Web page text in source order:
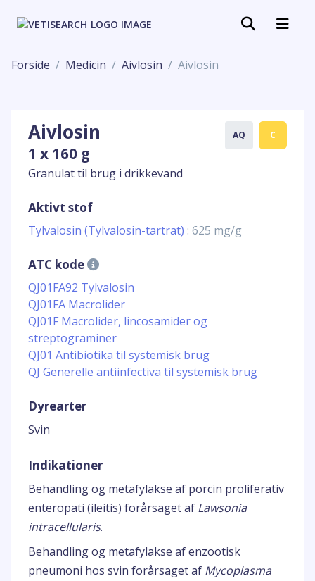
Forside Medicin Aivlosin Aivlosin
Aivlosin
1 x 160 g
Granulat til brug i drikkevand
AQ C
Aktivt stof
Tylvalosin (Tylvalosin-tartrat) : 625 mg/g
ATC kode
QJ01FA92 Tylvalosin
QJ01FA Macrolider
QJ01F Macrolider, lincosamider og
streptograminer
QJ01 Antibiotika til systemisk brug
QJ Generelle antiinfectiva til systemisk brug
Dyrearter
Svin
Indikationer
Behandling og metafylakse af porcin proliferativ
enteropati (ileitis) forårsaget af Lawsonia
intracellularis.
Behandling og metafylakse af enzootisk
pneumoni hos svin forårsaget af Mycoplasma